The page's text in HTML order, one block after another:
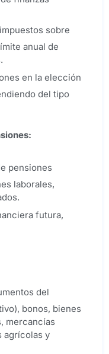
sobre
anual de
en la elección
del tipo
pensiones
laborales,
futura,
del
bonos, bienes
mercancías
agrícolas y